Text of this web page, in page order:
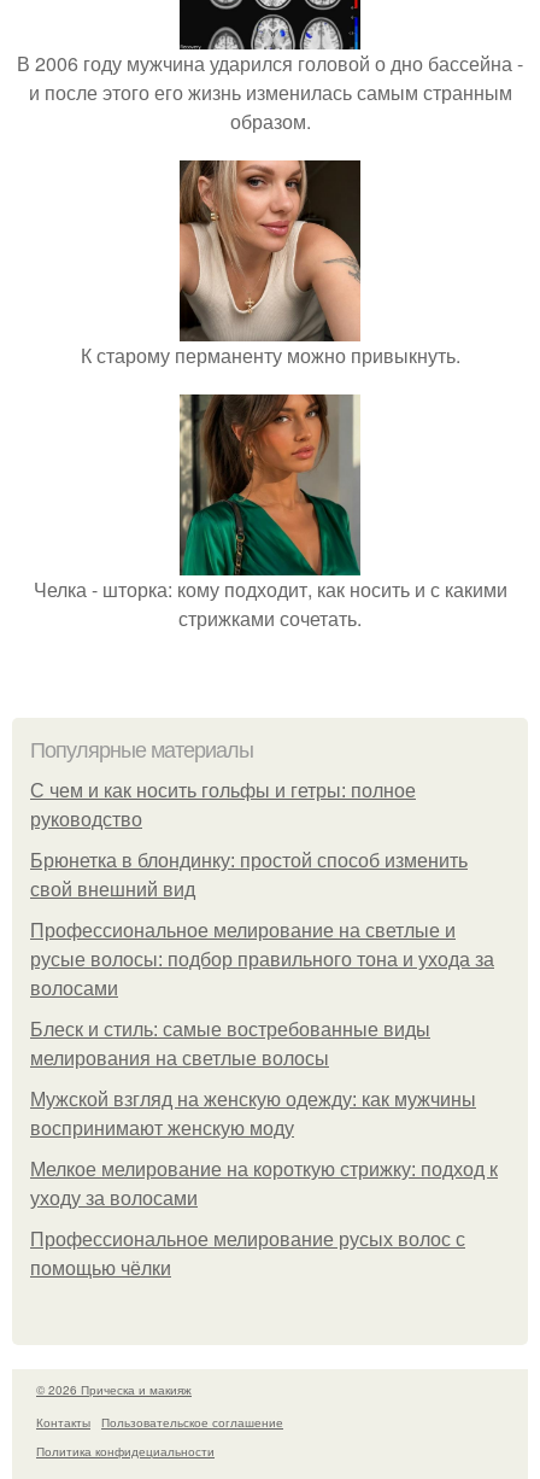
В 2006 году мужчина ударился головой о дно бассейна -
и после этого его жизнь изменилась самым странным
образом.
К старому перманенту можно привыкнуть.
Челка - шторка: кому подходит, как носить и с какими
стрижками сочетать.
Популярные материалы
С чем и как носить гольфы и гетры: полное
руководство
Брюнетка в блондинку: простой способ изменить
свой внешний вид
Профессиональное мелирование на светлые и
русые волосы: подбор правильного тона и ухода за
волосами
Блеск и стиль: самые востребованные виды
мелирования на светлые волосы
Мужской взгляд на женскую одежду: как мужчины
воспринимают женскую моду
Мелкое мелирование на короткую стрижку: подход к
уходу за волосами
Профессиональное мелирование русых волос с
помощью чёлки
© 2026 Прическа и макияж
Контакты
Пользовательское соглашение
Политика конфидециальности